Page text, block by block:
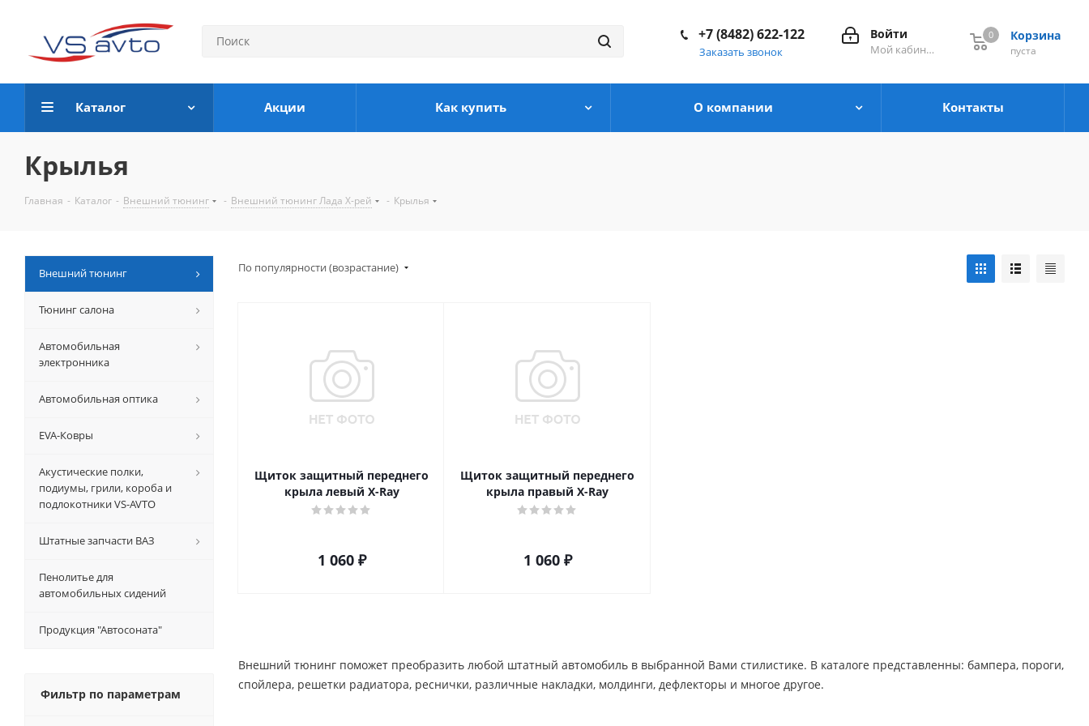
Корзина
0
пуста
0
Войти
Мой кабинет
+7 (8482) 622-122
Заказать звонок
Каталог Акции Как купить О компании Контакты
Крылья
Главная - Каталог - Внешний тюнинг - Внешний тюнинг Лада Х-рей - Крылья
По популярности (возрастание)
Щиток защитный переднего
крыла левый X-Ray
1 060₽
Щиток защитный переднего
крыла правый X-Ray
1 060₽
Внешний тюнинг поможет преобразить любой штатный автомобиль в выбранной Вами стилистике. В каталоге представленны: бампера, пороги,
спойлера, решетки радиатора, реснички, различные накладки, молдинги, дефлекторы и многое другое. ​
Внешний тюнинг
Тюнинг салона
Автомобильная
электронника
Автомобильная оптика
EVA-Ковры
Акустические полки,
подиумы, грили, короба и
подлокотники VS-AVTO
Штатные запчасти ВАЗ
Пенолитье для
автомобильных сидений
Продукция "Автосоната"
Фильтр по параметрам